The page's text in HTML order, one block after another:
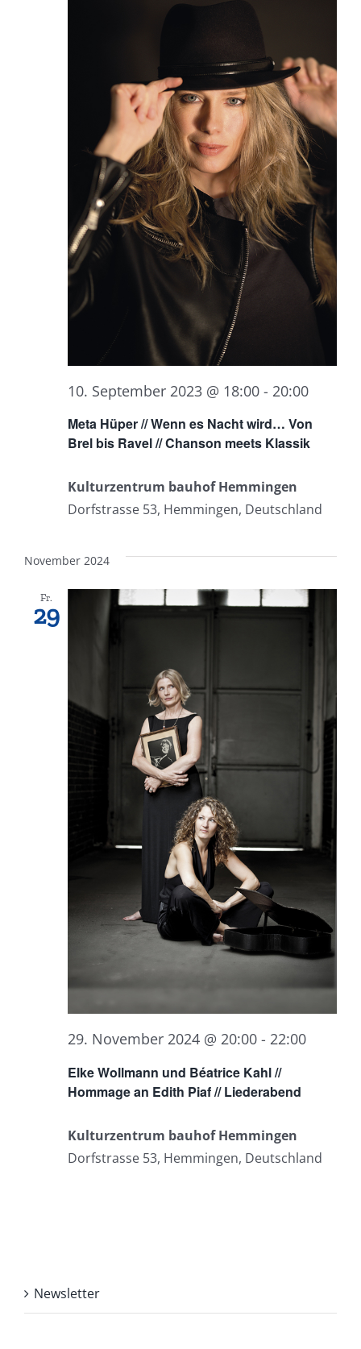
Meta Hüper // Wenn es Nacht wird… Von
Brel bis Ravel // Chanson meets Klassik
10. September 2023 @ 18:00 - 20:00
Kulturzentrum bauhof Hemmingen
Dorfstrasse 53, Hemmingen, Deutschland
November 2024
Fr.
29
Elke Wollmann und Béatrice Kahl //
Hommage an Edith Piaf // Liederabend
29. November 2024 @ 20:00 - 22:00
Kulturzentrum bauhof Hemmingen
Dorfstrasse 53, Hemmingen, Deutschland
Newsletter